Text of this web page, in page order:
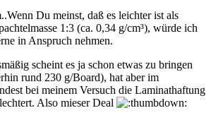
Du meinst, daß es leichter ist als
1:3 (ca. 0,34 g/cm³), würde ich
in Anspruch nehmen.
scheint es ja schon etwas zu bringen
rund 230 g/Board), hat aber im
bei meinem Versuch die Laminathaftung
Also mieser Deal